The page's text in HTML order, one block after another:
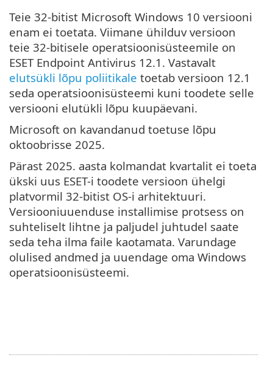
Teie 32-bitist Microsoft Windows 10 versiooni
enam ei toetata. Viimane ühilduv versioon
teie 32-bitisele operatsioonisüsteemile on
ESET Endpoint Antivirus 12.1. Vastavalt
elutsükli lõpu poliitikale toetab versioon 12.1
seda operatsioonisüsteemi kuni toodete selle
versiooni elutükli lõpu kuupäevani.
Microsoft on kavandanud toetuse lõpu
oktoobrisse 2025.
Pärast 2025. aasta kolmandat kvartalit ei toeta
ükski uus ESET-i toodete versioon ühelgi
platvormil 32-bitist OS-i arhitektuuri.
Versiooniuuenduse installimise protsess on
suhteliselt lihtne ja paljudel juhtudel saate
seda teha ilma faile kaotamata. Varundage
olulised andmed ja uuendage oma Windows
operatsioonisüsteemi.